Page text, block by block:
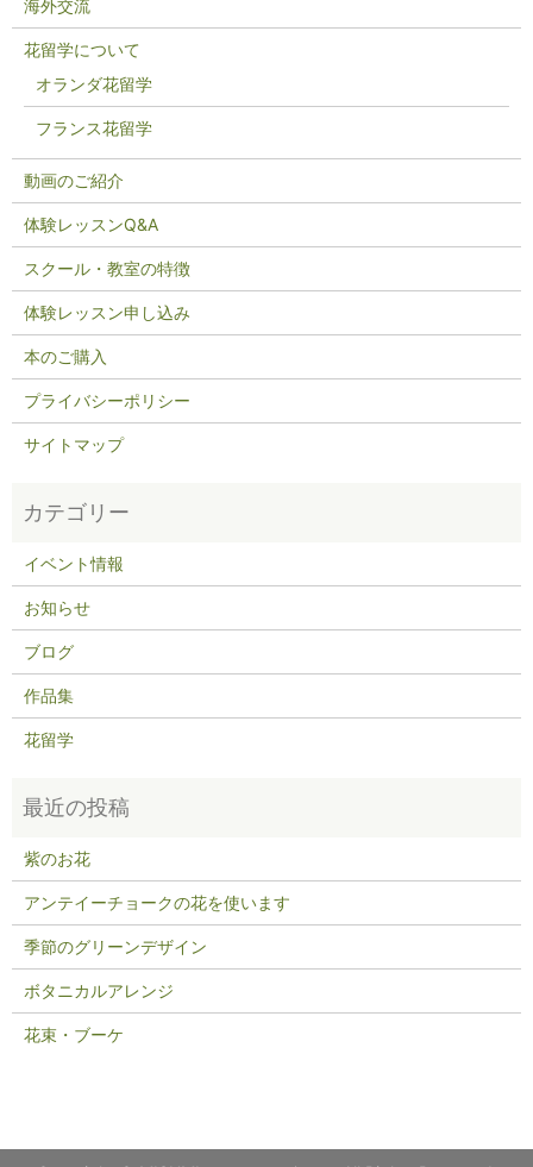
海外交流
花留学について
オランダ花留学
フランス花留学
動画のご紹介
体験レッスンQ&A
スクール・教室の特徴
体験レッスン申し込み
本のご購入
プライバシーポリシー
サイトマップ
イベント情報
お知らせ
ブログ
作品集
花留学
紫のお花
アンテイーチョークの花を使います
季節のグリーンデザイン
ボタニカルアレンジ
花束・ブーケ